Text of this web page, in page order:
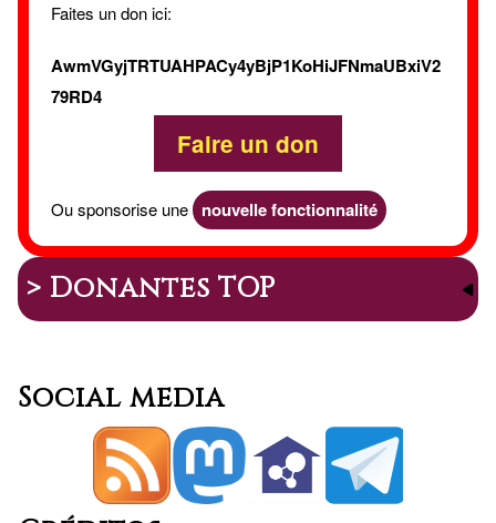
Faites un don ici:
AwmVGyjTRTUAHPACy4yBjP1KoHiJFNmaUBxiV2
79RD4
Faire un don
Ou sponsorise une nouvelle fonctionnalité
> Donantes TOP
Social media